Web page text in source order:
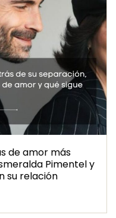
de amor más
Pimentel y
su relación